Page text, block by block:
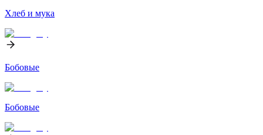
Хлеб и мука
Бобовые
Бобовые